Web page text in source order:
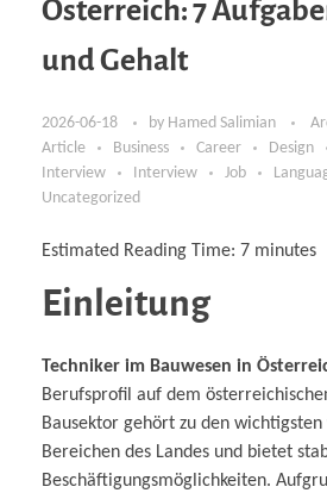
Österreich: 7
und Gehalt
2026-06-18 by Hamed Salimian
Article
Business Career Design
Interview
Interview Job
Uncategorized
Estimated Reading Time: 7 minutes
Einleitung
Techniker im Bauwesen in
Berufsprofil auf dem
Bausektor gehört zu den
Bereichen des Landes und bietet
Beschäftigungsmöglichkeiten.